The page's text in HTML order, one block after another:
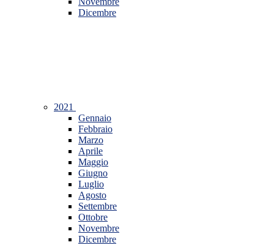
Dicembre
2021
Gennaio
Febbraio
Marzo
Aprile
Maggio
Giugno
Luglio
Agosto
Settembre
Ottobre
Novembre
Dicembre